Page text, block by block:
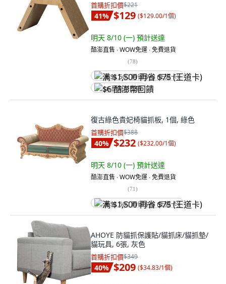
首購折扣價$221
41% $129 ($129.00/1個)
明天 8/10 (一) 預計送達
酷澎直售 ∙ WOW免運 ∙ 免費退貨
(78)
满 $1,500 再省 $75 (王道卡)
$6 酷澎幣回饋
復古綠色貴妃椅貓抓板, 1個, 綠色
首購折扣價$388
40% $232 ($232.00/1個)
明天 8/10 (一) 預計送達
酷澎直售 ∙ WOW免運 ∙ 免費退貨
(71)
满 $1,500 再省 $75 (王道卡)
AHOYE 防貓抓保護貼/貓抓床/貓抓墊/
貓玩具, 6張, 灰色
首購折扣價$349
40% $209 ($34.83/1個)